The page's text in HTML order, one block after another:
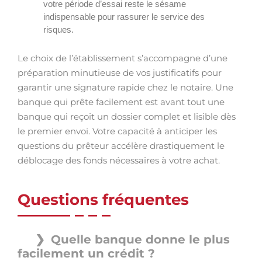
votre période d’essai reste le sésame
indispensable pour rassurer le service des
risques.
Le choix de l’établissement s’accompagne d’une
préparation minutieuse de vos justificatifs pour
garantir une signature rapide chez le notaire. Une
banque qui prête facilement est avant tout une
banque qui reçoit un dossier complet et lisible dès
le premier envoi. Votre capacité à anticiper les
questions du prêteur accélère drastiquement le
déblocage des fonds nécessaires à votre achat.
Questions fréquentes
Quelle banque donne le plus
facilement un crédit ?